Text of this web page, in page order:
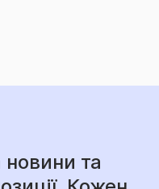
новини та